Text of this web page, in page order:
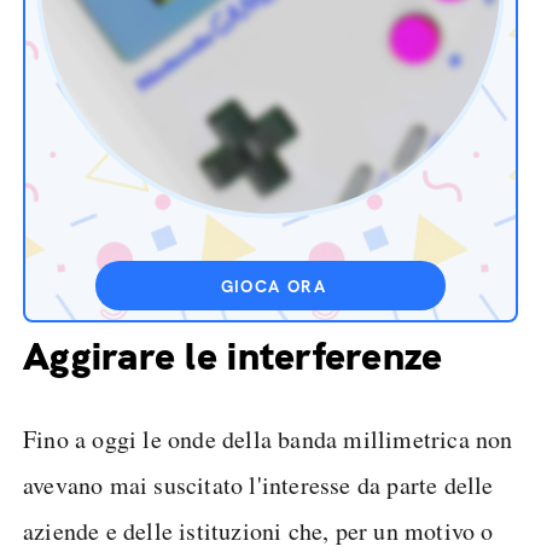
GIOCA ORA
Aggirare le interferenze
Fino a oggi le onde della banda millimetrica non
avevano mai suscitato l'interesse da parte delle
aziende e delle istituzioni che, per un motivo o